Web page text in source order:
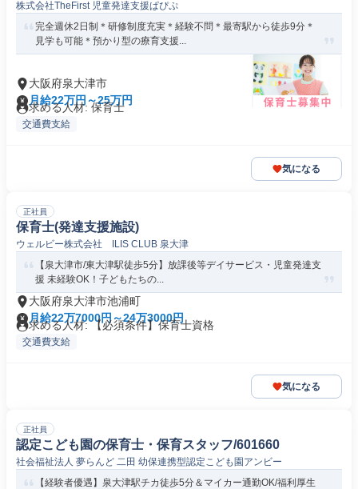
株式会社TheFirst 児童発達支援ぱぴぷ
完全週休2日制＊研修制度充実＊経験不問＊最寄駅から徒歩9分＊
見学も可能＊預かり型の療育支援...
大阪府泉大津市
月給22万円～25万円
求める人材: 保育士
交通費支給
気になる
正社員
保育士(発達支援施設)
ウェルビー株式会社 ILIS CLUB 泉大津
【泉大津市/東大津駅徒歩5分】放課後等デイサービス・児童発達支
援 未経験OK！子どもたちの...
大阪府泉大津市池浦町
月給22万7000円～24万3000円
求める人材: 【必須条件】保育士資格
交通費支給
気になる
正社員
認定こども園の保育士・保育スタッフ/601660
社会福祉法人 夢らんど 二田 幼保連携型認定こども園アンビー
【経験者優遇】泉大津駅チカ徒歩5分＆マイカー通勤OK/福利厚生